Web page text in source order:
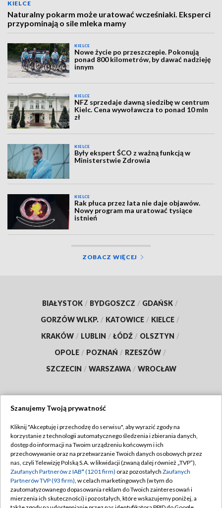
KIELCE
Naturalny pokarm może uratować wcześniaki. Eksperci
przypominają o sile mleka mamy
KIELCE
Nowe życie po przeszczepie. Pokonują
ponad 800 kilometrów, by dawać nadzieję
innym
KIELCE
NFZ sprzedaje dawną siedzibę w centrum
Kielc. Cena wywoławcza to ponad 10 mln
zł
KIELCE
Były ekspert ŚCO z ważną funkcją w
Ministerstwie Zdrowia
KIELCE
Rak płuca przez lata nie daje objawów.
Nowy program ma uratować tysiące
istnień
ZOBACZ WIĘCEJ
BIAŁYSTOK / BYDGOSZCZ / GDAŃSK /
GORZÓW WLKP. / KATOWICE / KIELCE /
KRAKÓW / LUBLIN / ŁÓDŹ / OLSZTYN /
OPOLE / POZNAŃ / RZESZÓW /
SZCZECIN / WARSZAWA / WROCŁAW
TVP
Abonament TVP
Emisja w TVP
Centrum informacji TVP
Naziemna Telewizja Cyfrowa
Regulamin TVP
Polityka prywatności
Moje zgody
Pomoc
Szanujemy Twoją prywatność
Kliknij "Akceptuję i przechodzę do serwisu", aby wyrazić zgody na
korzystanie z technologii automatycznego śledzenia i zbierania danych,
dostęp do informacji na Twoim urządzeniu końcowym i ich
przechowywanie oraz na przetwarzanie Twoich danych osobowych przez
nas, czyli Telewizję Polską S.A. w likwidacji (zwaną dalej również „TVP”),
Zaufanych Partnerów z IAB* (1201 firm) oraz pozostałych Zaufanych
Partnerów TVP (93 firm), w celach marketingowych (w tym do
zautomatyzowanego dopasowania reklam do Twoich zainteresowań i
mierzenia ich skuteczności) i pozostałych, które wskazujemy poniżej, a